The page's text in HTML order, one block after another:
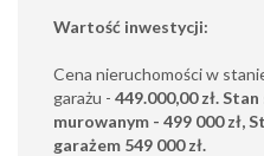
Wartość inwestycji:
Cena nieruchomości w
garażu - 449.000,00 zł.
murowanym - 499 000 zł,
garażem 549 000 zł.